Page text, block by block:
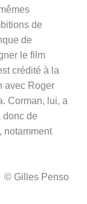
de
de
le film
crédité à la
avec Roger
Corman, lui, a
donc de
notamment
© Gilles Penso